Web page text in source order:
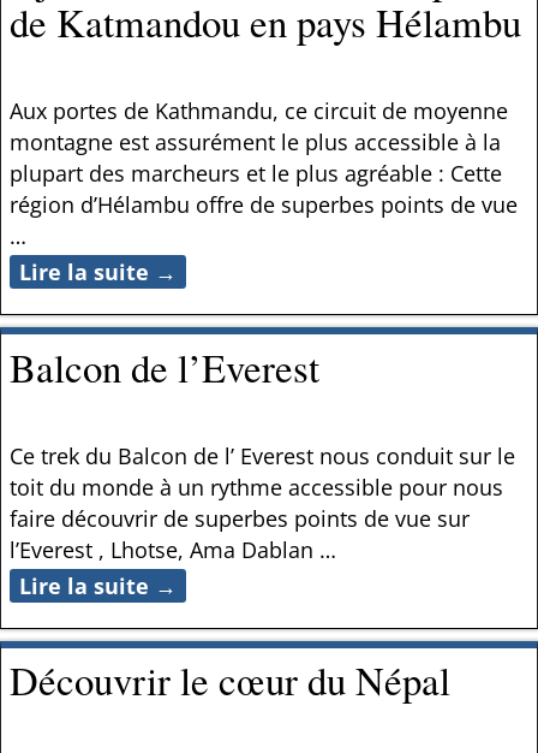
de Katmandou en pays Hélambu
Aux portes de Kathmandu, ce circuit de moyenne
montagne est assurément le plus accessible à la
plupart des marcheurs et le plus agréable : Cette
région d’Hélambu offre de superbes points de vue
…
Lire la suite →
Balcon de l’Everest
Ce trek du Balcon de l’ Everest nous conduit sur le
toit du monde à un rythme accessible pour nous
faire découvrir de superbes points de vue sur
l’Everest , Lhotse, Ama Dablan …
Lire la suite →
Découvrir le cœur du Népal